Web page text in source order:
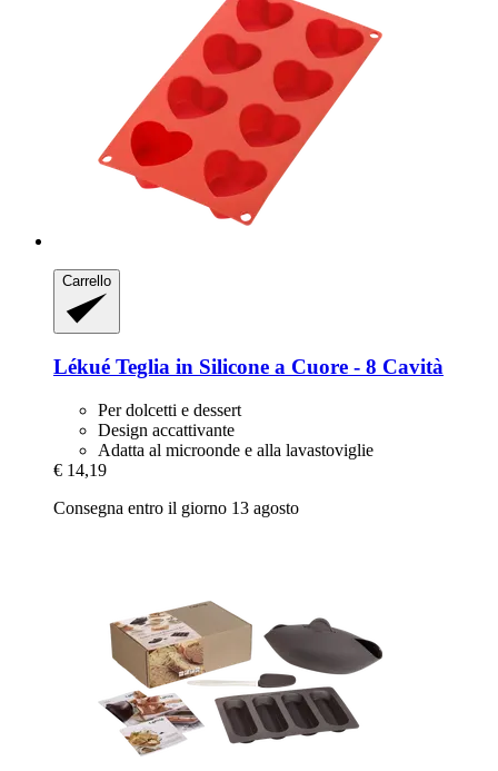
Carrello
Lékué Teglia in Silicone a Cuore -​ 8 Cavità
Per dolcetti e dessert
Design accattivante
Adatta al microonde e alla lavastoviglie
€ 14,19
Consegna entro il giorno 13 agosto